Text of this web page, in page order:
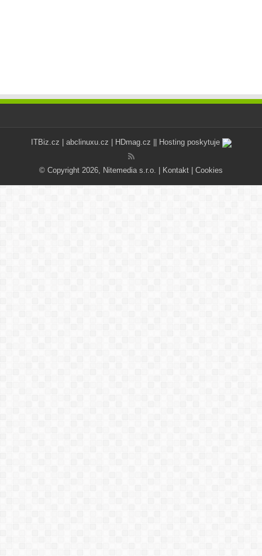
ITBiz.cz abclinuxu.cz HDmag.cz || Hosting poskytuje
© Copyright 2026, Nitemedia s.r.o. | Kontakt Cookies